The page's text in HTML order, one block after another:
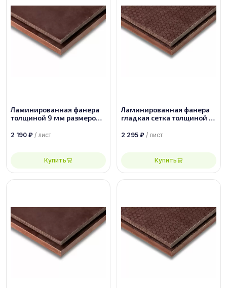
Ламинированная фанера
толщиной 9 мм размером
2 190 ₽ / лист
Купить
Ламинированная фанера
гладкая сетка толщиной 9
сорт 1/1
2 295 ₽ / лист
Купить